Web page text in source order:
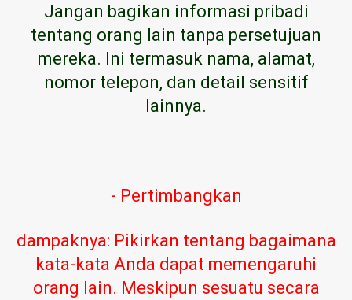
Jangan bagikan informasi pribadi
tentang orang lain tanpa persetujuan
mereka. Ini termasuk nama, alamat,
nomor telepon, dan detail sensitif
lainnya.
- Pertimbangkan
dampaknya: Pikirkan tentang bagaimana
kata-kata Anda dapat memengaruhi
orang lain. Meskipun sesuatu secara